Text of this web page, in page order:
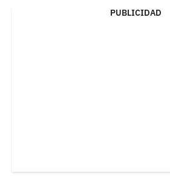
PUBLICIDAD